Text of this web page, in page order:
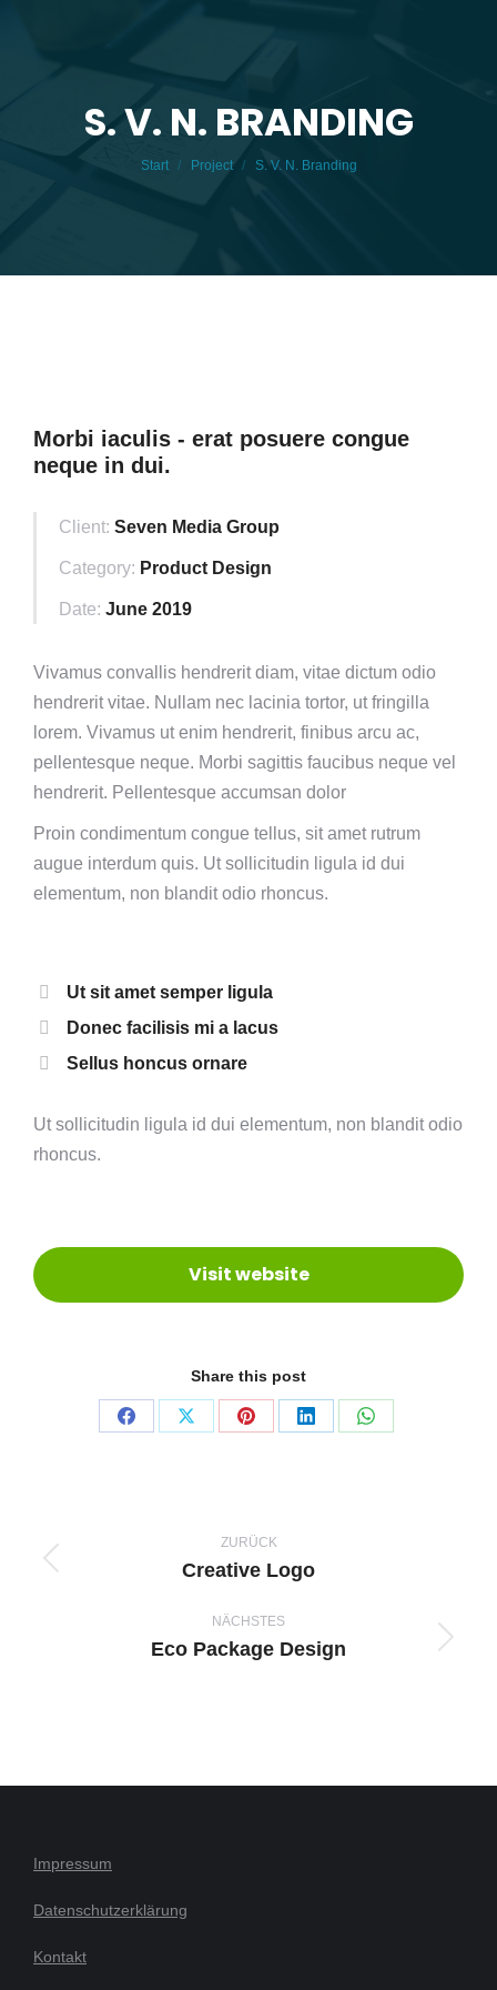
S. V. N. BRANDING
Sie befinden sich hier:
Start Project S. V. N. Branding
Morbi iaculis - erat posuere congue
neque in dui.
Client: Seven Media Group
Category: Product Design
Date: June 2019
Vivamus convallis hendrerit diam, vitae dictum odio
hendrerit vitae. Nullam nec lacinia tortor, ut fringilla
lorem. Vivamus ut enim hendrerit, finibus arcu ac,
pellentesque neque. Morbi sagittis faucibus neque vel
hendrerit. Pellentesque accumsan dolor
Proin condimentum congue tellus, sit amet rutrum
augue interdum quis. Ut sollicitudin ligula id dui
elementum, non blandit odio rhoncus.
Ut sit amet semper ligula
Donec facilisis mi a lacus
Sellus honcus ornare
Ut sollicitudin ligula id dui elementum, non blandit odio
rhoncus.
Visit website
Share this post
Teilen
Teilen
Teilen
Teilen
Teilen
navigation
ZURÜCK
Previous
Creative Logo
NÄCHSTES
Next
Eco Package Design
Impressum
Datenschutzerklärung
Kontakt